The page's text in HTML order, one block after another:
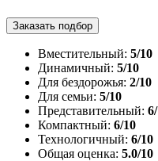
Заказать подбор
Вместительный: 5/10
Динамичный: 5/10
Для бездорожья: 2/10
Для семьи: 5/10
Представительный:
Компактный: 6/10
Технологичный: 6/10
Общая оценка: 5.0/10